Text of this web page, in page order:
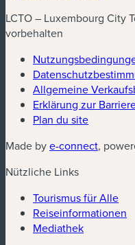
LCTO – Luxembourg City
vorbehalten
Allgemeine
Erklärung zur
Plan du site
Made bye-connect(neues
,
Nützliche Links
Tourismus für Alle
Reiseinformationen
Mediathek